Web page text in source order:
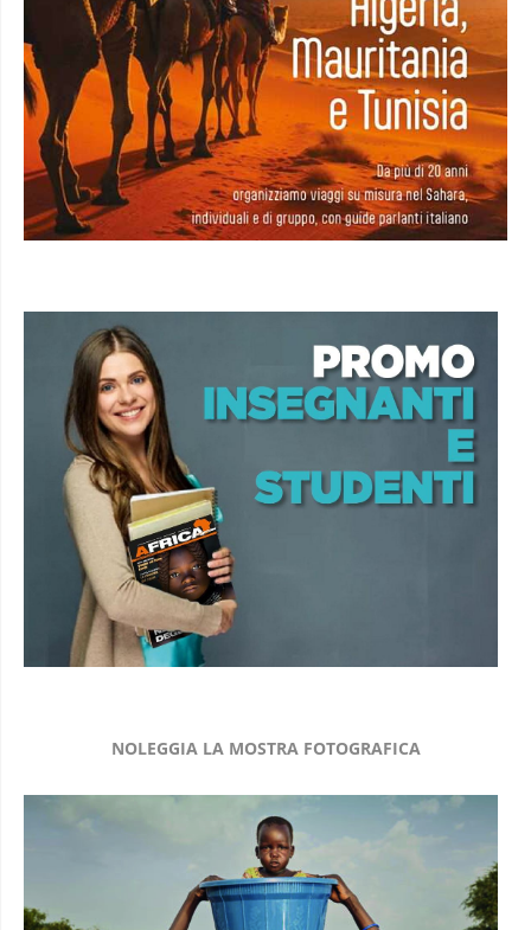
NOLEGGIA LA MOSTRA FOTOGRAFICA